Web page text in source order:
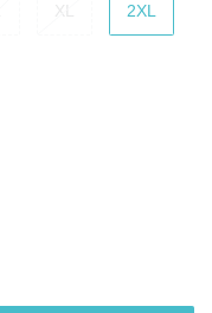
2XL